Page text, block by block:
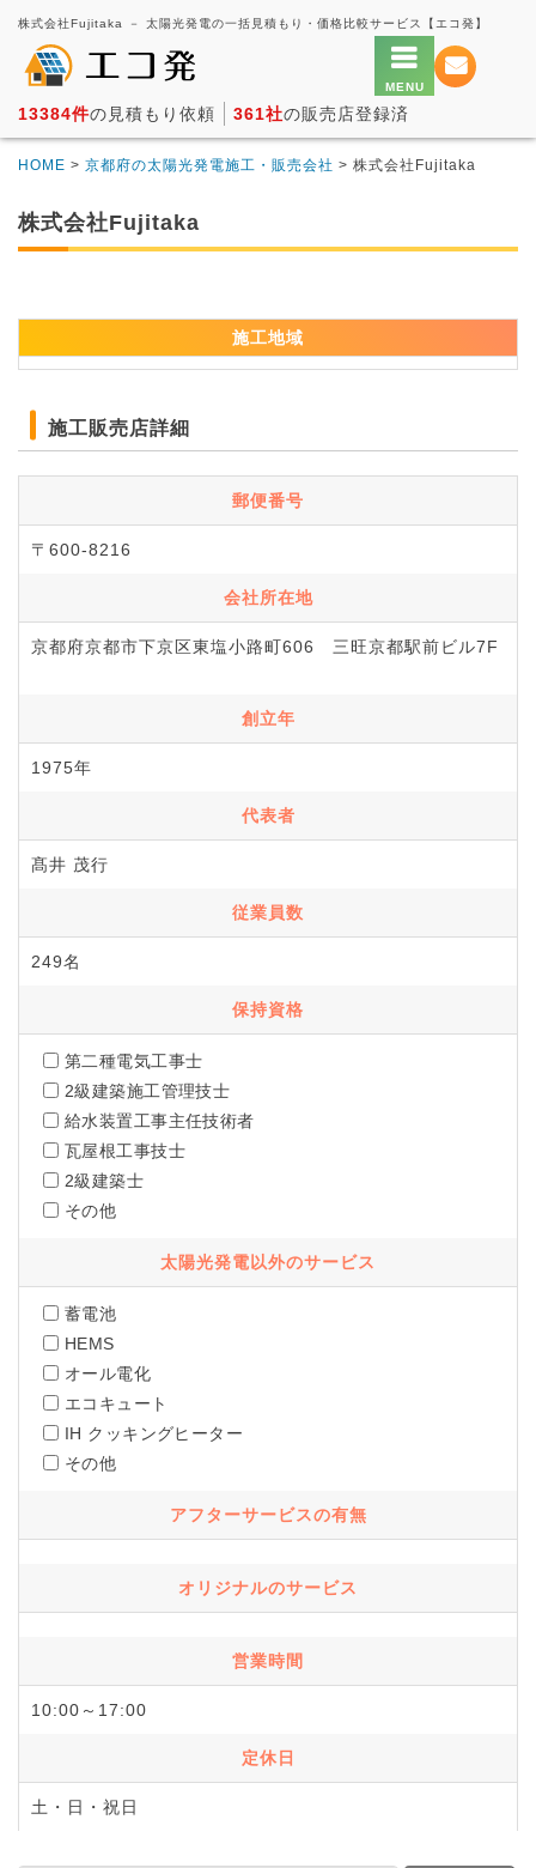
株式会社Fujitaka － 太陽光発電の一括見積もり・価格比較サービス【エコ発】
13384件の見積もり依頼 361社の販売店登録済
HOME > 京都府の太陽光発電施工・販売会社 > 株式会社Fujitaka
株式会社Fujitaka
施工地域
施工販売店詳細
郵便番号
〒600-8216
会社所在地
京都府京都市下京区東塩小路町606 三旺京都駅前ビル7F
創立年
1975年
代表者
髙井 茂行
従業員数
249名
保持資格
第二種電気工事士
2級建築施工管理技士
給水装置工事主任技術者
瓦屋根工事技士
2級建築士
その他
太陽光発電以外のサービス
蓄電池
HEMS
オール電化
エコキュート
IH クッキングヒーター
その他
アフターサービスの有無
オリジナルのサービス
営業時間
10:00～17:00
定休日
土・日・祝日